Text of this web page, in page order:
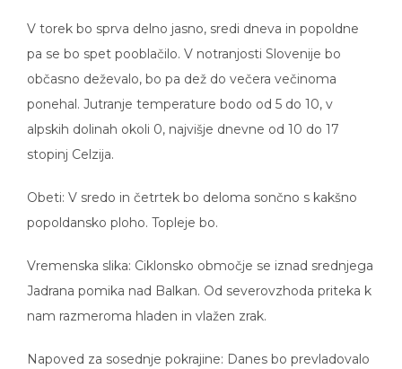
V torek bo sprva delno jasno, sredi dneva in popoldne
pa se bo spet pooblačilo. V notranjosti Slovenije bo
občasno deževalo, bo pa dež do večera večinoma
ponehal. Jutranje temperature bodo od 5 do 10, v
alpskih dolinah okoli 0, najvišje dnevne od 10 do 17
stopinj Celzija.
Obeti: V sredo in četrtek bo deloma sončno s kakšno
popoldansko ploho. Topleje bo.
Vremenska slika: Ciklonsko območje se iznad srednjega
Jadrana pomika nad Balkan. Od severovzhoda priteka k
nam razmeroma hladen in vlažen zrak.
Napoved za sosednje pokrajine: Danes bo prevladovalo